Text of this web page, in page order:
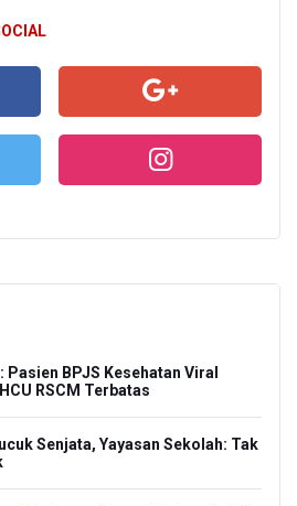
BPJS Kesehatan Viral
RSCM Terbatas
Senjata, Yayasan Sekolah: Tak